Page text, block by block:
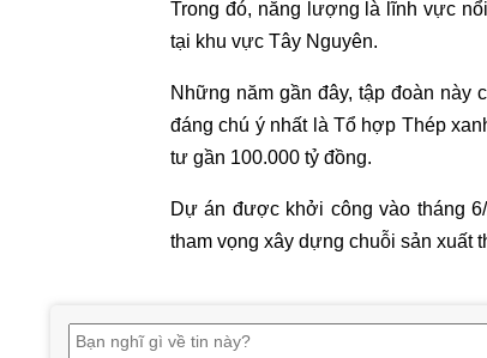
Trong đó, năng lượng là lĩnh vực
tại khu vực Tây Nguyên.
Những năm gần đây, tập đoàn này
đáng chú ý nhất là Tổ hợp Thép
tư gần 100.000 tỷ đồng.
Dự án được khởi công vào tháng
tham vọng xây dựng chuỗi sản xuất